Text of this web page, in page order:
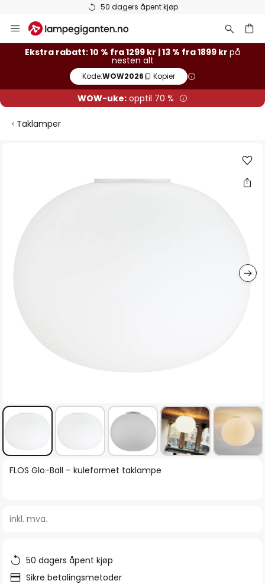
50 dagers åpent kjøp
Hopp
til
innhold
Ekstra rabatt: 10 % fra 1299 kr | 13 % fra 1899 kr på
nesten alt
Kode:WOW2026 Kopier
WOW-uke: opptil 70 %
Taklamper
bildegalleri
Gå
bildegalleri
FLOS Glo-Ball – kuleformet taklampe
inkl. mva.
50 dagers åpent kjøp
Sikre betalingsmetoder